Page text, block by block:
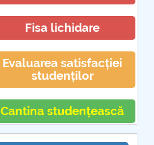
Fisa lichidare
Evaluarea satisfacției
studenților
Cantina studențească